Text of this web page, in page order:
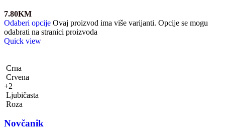
7.80KM
Odaberi opcije Ovaj proizvod ima više varijanti. Opcije se mogu
odabrati na stranici proizvoda
Quick view
Crna
Crvena
+2
Ljubičasta
Roza
Novčanik